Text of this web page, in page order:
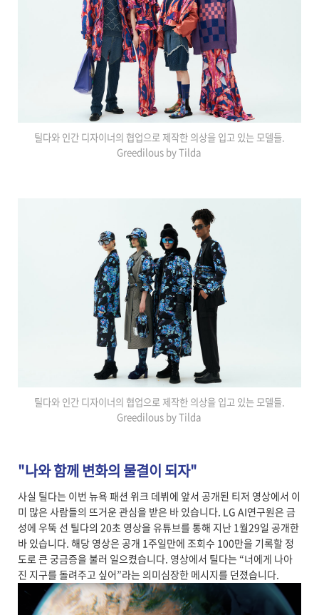
틸다와 인간 디자이너의 협업으로 제작한 의상을 입고 있는 모델들.
Greedilous by Tilda
틸다와 인간 디자이너의 협업으로 제작한 의상을 입고 있는 모델들.
Greedilous by Tilda
"나와 함께 변화의 물결이 되자"
사실 틸다는 이번 뉴욕 패션 위크 데뷔에 앞서 공개된 티저 영상에서 이
미 많은 사람들의 뜨거운 관심을 받은 바 있습니다. LG AI연구원은 금
성에 우뚝 선 틸다의 20초 영상을 유튜브를 통해 지난 1월29일 공개한
바 있습니다. 해당 영상은 공개 1주일만에 조회수 100만을 기록할 정
도로 큰 궁금증을 불러 일으켰습니다. 영상에서 틸다는 “너에게 나아
진 지구를 돌려주고 싶어”라는 의미심장한 메시지를 던졌습니다.